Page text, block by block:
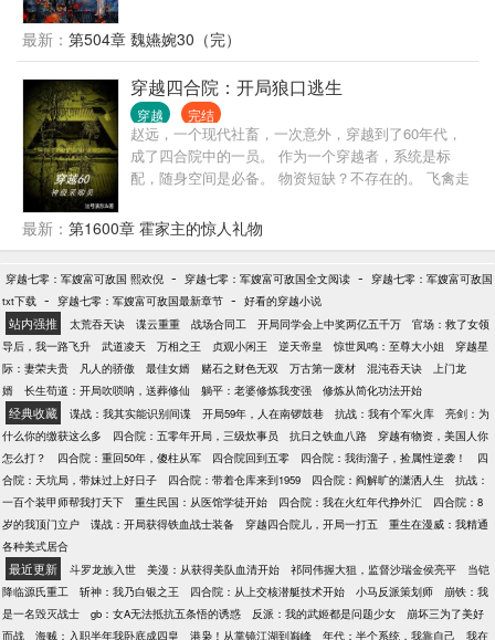
是好人。 世界一:陈婉茵（已完结） 世界二:关雎尔
（cp原创男主）（已完结） 世界三:知否白氏（已完
结） 世界四:富察仪欣（正在更新中）
最新： 第504章 魏嬿婉30（完）
穿越四合院：开局狼口逃生
穿越 完结
赵远，一个现代社畜，一次意外，穿越到了60年代，
成了四合院中的一员。 作为一个穿越者，系统是标
配，随身空间是必备。 物资短缺？不存在的。 飞禽走
慌。 院里禽兽不听话怎么办？多半是惯得，打一顿就
好了。 道德天尊易中海，官威浩荡刘海中，神机妙算
太，盗圣贾棒梗，战斗组长何雨柱，色胆包天许大
茂。 …… 注1：关于鸽子市和黑市，有人说是一个，
有人说不是一个，本书默认是一个。 注2：偶尔出现跨
地域的野生动物（不会经常有），是因为情节需要。
…… 简介无力，请移步正文！
最新： 第1600章 霍家主的惊人礼物
穿越七零：军嫂富可敌国 熙欢倪 - 穿越七零：军嫂富可敌国全文阅读 -
穿越七零：军嫂富可敌国
txt下载 - 穿越七零：军嫂富可敌国最新章节 - 好看的穿越小说
站内强推 太荒吞天诀 谍云重重 战场合同工 开局同学会上中奖两亿五千万
官场：救了女领
导后，我一路飞升
武道凌天 万相之王 贞观小闲王 逆天帝皇 惊世凤鸣：至尊大小姐
穿越星
际：妻荣夫贵
凡人的骄傲 最佳女婿 赌石之财色无双 万古第一废材 混沌吞天诀
上门龙
婿
长生苟道：开局吹唢呐，送葬修仙 躺平：老婆修炼我变强 修炼从简化功法开始
经典收藏 谍战：我其实能识别间谍 开局59年，人在南锣鼓巷 抗战：我有个军火库
亮剑：为
什么你的缴获这么多
四合院：五零年开局，三级炊事员 抗日之铁血八路
穿越有物资，美国人你
怎么打？
四合院：重回50年，傻柱从军 四合院回到五零 四合院：我街溜子，捡属性逆袭！
四
合院：天坑局，带妹过上好日子
四合院：带着仓库来到1959 四合院：阎解旷的潇洒人生
抗战：
一百个装甲师帮我打天下
重生民国：从医馆学徒开始 四合院：我在火红年代挣外汇
四合院：8
岁的我顶门立户
谍战：开局获得铁血战士装备 穿越四合院儿，开局一打五
重生在漫威：我精通
各种美式居合
最近更新 斗罗龙族入世 美漫：从获得美队血清开始 祁同伟握大狙，监督沙瑞金侯亮平
当铠
降临源氏重工
斩神：我乃白银之王 四合院：从上交核潜艇技术开始 小马反派策划师
崩铁：我
是一名毁灭战士
gb：女A无法抵抗五条悟的诱惑 反派：我的武姬都是问题少女
崩坏三为了美好
而战
海贼：入职半年我卧底成四皇 港枭！从掌镜江湖到巅峰 年代：半个系统，我靠自己
我在